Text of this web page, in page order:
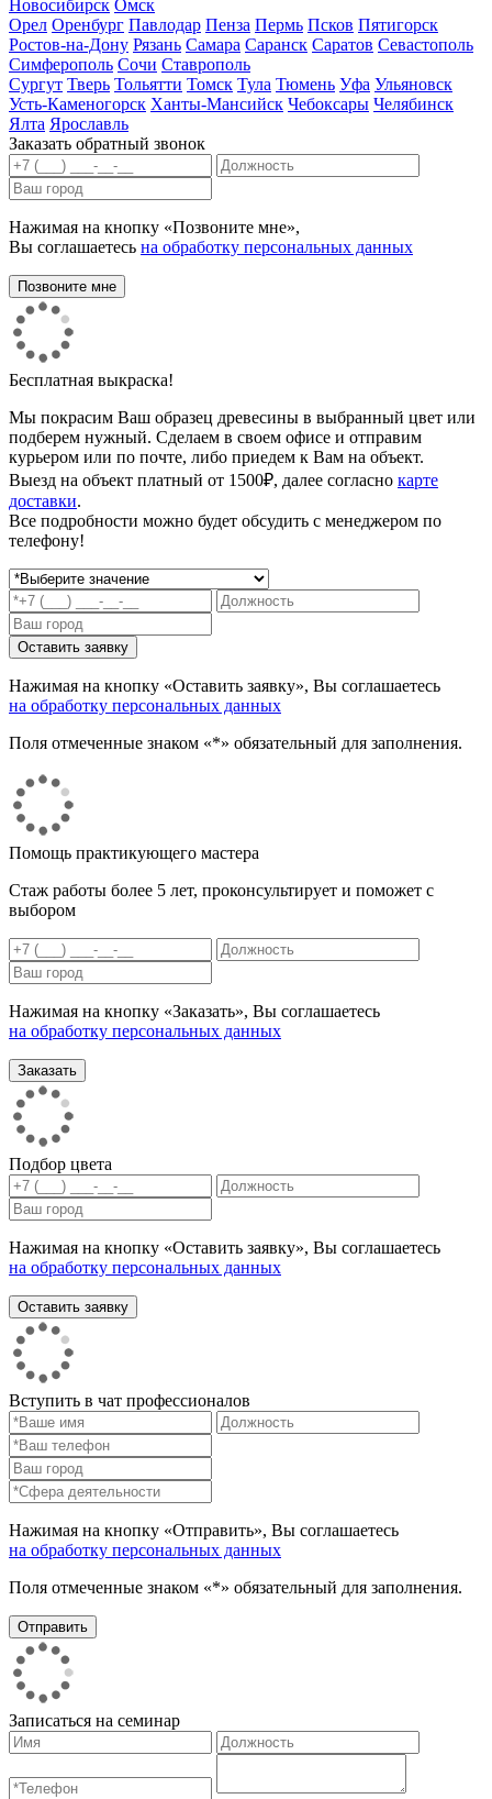
Новосибирск Омск
Орел Оренбург Павлодар Пенза Пермь Псков Пятигорск
Ростов-на-Дону Рязань Самара Саранск Саратов Севастополь
Симферополь Сочи Ставрополь
Сургут Тверь Тольятти Томск Тула Тюмень Уфа Ульяновск
Усть-Каменогорск Ханты-Мансийск Чебоксары Челябинск
Ялта Ярославль
Заказать обратный звонок
Нажимая на кнопку «Позвоните мне»,
Вы соглашаетесь на обработку персональных данных
Бесплатная выкраска!
Мы покрасим Ваш образец древесины в выбранный цвет или
подберем нужный. Сделаем в своем офисе и отправим
курьером или по почте, либо приедем к Вам на объект.
Выезд на объект платный от 1500₽, далее согласно карте
доставки.
Все подробности можно будет обсудить с менеджером по
телефону!
Нажимая на кнопку «Оставить заявку», Вы соглашаетесь
на обработку персональных данных
Поля отмеченные знаком «*» обязательный для заполнения.
Помощь практикующего мастера
Стаж работы более 5 лет, проконсультирует и поможет с
выбором
Нажимая на кнопку «Заказать», Вы соглашаетесь
на обработку персональных данных
Подбор цвета
Нажимая на кнопку «Оставить заявку», Вы соглашаетесь
на обработку персональных данных
Вступить в чат профессионалов
Нажимая на кнопку «Отправить», Вы соглашаетесь
на обработку персональных данных
Поля отмеченные знаком «*» обязательный для заполнения.
Записаться на семинар